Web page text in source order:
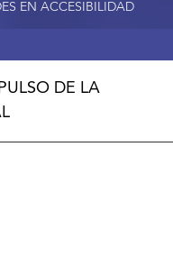
EN ACCESIBILIDAD
DE LA